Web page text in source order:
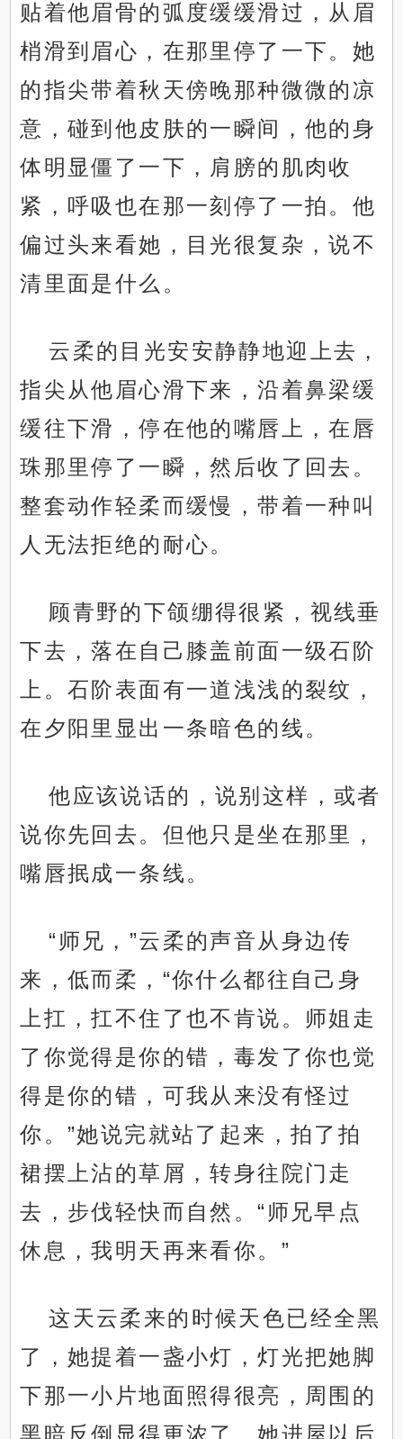
贴着他眉骨的弧度缓缓滑过，从眉
梢滑到眉心，在那里停了一下。她
的指尖带着秋天傍晚那种微微的凉
意，碰到他皮肤的一瞬间，他的身
体明显僵了一下，肩膀的肌肉收
紧，呼吸也在那一刻停了一拍。他
偏过头来看她，目光很复杂，说不
清里面是什么。
云柔的目光安安静静地迎上去，
指尖从他眉心滑下来，沿着鼻梁缓
缓往下滑，停在他的嘴唇上，在唇
珠那里停了一瞬，然后收了回去。
整套动作轻柔而缓慢，带着一种叫
人无法拒绝的耐心。
顾青野的下颌绷得很紧，视线垂
下去，落在自己膝盖前面一级石阶
上。石阶表面有一道浅浅的裂纹，
在夕阳里显出一条暗色的线。
他应该说话的，说别这样，或者
说你先回去。但他只是坐在那里，
嘴唇抿成一条线。
“师兄，”云柔的声音从身边传
来，低而柔，“你什么都往自己身
上扛，扛不住了也不肯说。师姐走
了你觉得是你的错，毒发了你也觉
得是你的错，可我从来没有怪过
你。”她说完就站了起来，拍了拍
裙摆上沾的草屑，转身往院门走
去，步伐轻快而自然。“师兄早点
休息，我明天再来看你。”
这天云柔来的时候天色已经全黑
了，她提着一盏小灯，灯光把她脚
下那一小片地面照得很亮，周围的
黑暗反倒显得更浓了。她进屋以后